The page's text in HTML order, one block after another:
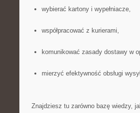
wybierać kartony i wypełniacze,
współpracować z kurierami,
komunikować zasady dostawy w
mierzyć efektywność obsługi
Znajdziesz tu zarówno bazę wiedzy,